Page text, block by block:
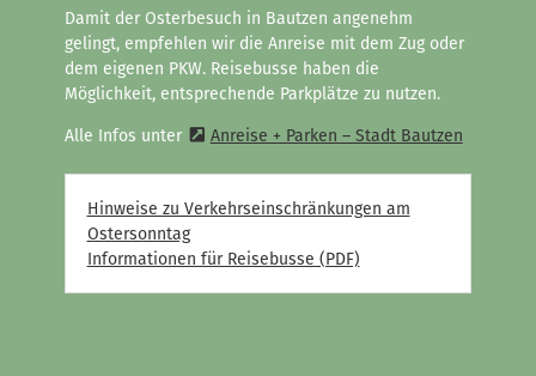
Damit der Osterbesuch in Bautzen angenehm
gelingt, empfehlen wir die Anreise mit dem Zug oder
dem eigenen PKW. Reisebusse haben die
Möglichkeit, entsprechende Parkplätze zu nutzen.
Alle Infos unter Anreise + Parken – Stadt Bautzen
Hinweise zu Verkehrseinschränkungen am
Ostersonntag
Informationen für Reisebusse (PDF)